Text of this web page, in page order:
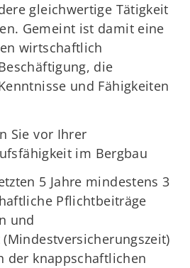
gleichwertige Tätigkeit
Gemeint ist damit eine
wirtschaftlich
die
und Fähigkeiten
Sie vor Ihrer
im Bergbau
5 Jahre mindestens 3
Pflichtbeiträge
und
der knappschaftlichen